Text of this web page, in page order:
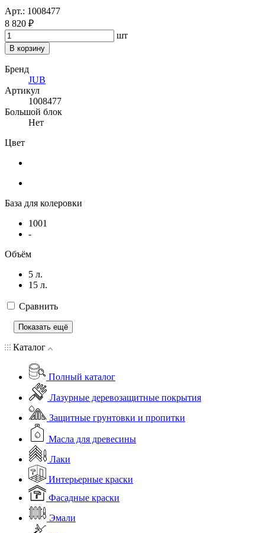
Арт.: 1008477
8 820 ₽
шт
В корзину
Бренд
JUB
Артикул
1008477
Большой блок
Нет
Цвет
База для колеровки
1001
-
Объём
5 л.
15 л.
Сравнить
Показать ещё
Каталог
Полный каталог
Лазурные деревозащитные покрытия
Защитные грунтовки и пропитки
Масла для древесины
Лаки
Интерьерные краски
Фасадные краски
Эмали